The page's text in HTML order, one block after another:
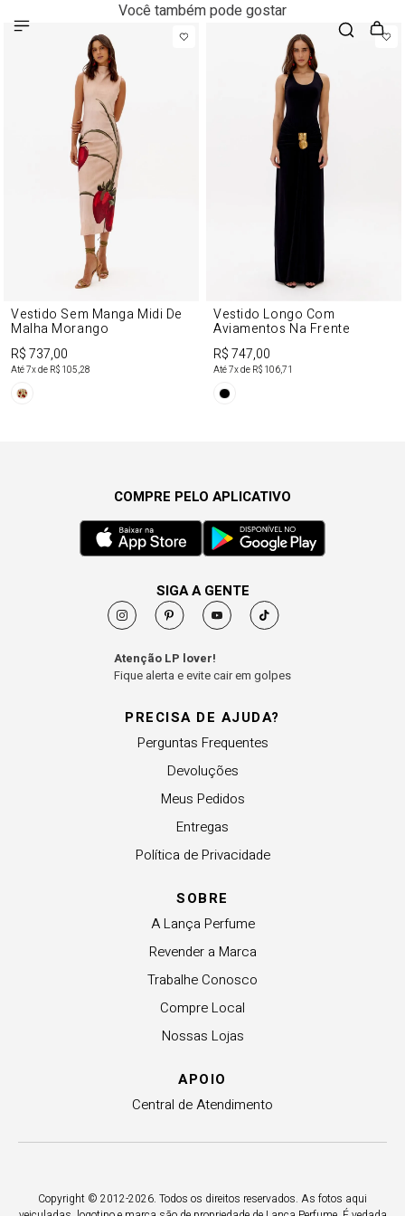
Você também pode gostar
Vestido Sem Manga Midi De
Malha Morango
R$ 737,00
Até7x de R$ 105,28
Vestido Longo Com
Aviamentos Na Frente
R$ 747,00
Até7x de R$ 106,71
PRECISA DE AJUDA?
Perguntas Frequentes
Devoluções
Meus Pedidos
Entregas
Política de Privacidade
SOBRE
A Lança Perfume
Revender a Marca
Trabalhe Conosco
Compre Local
Nossas Lojas
APOIO
Central de Atendimento
COMPRE PELO APLICATIVO
SIGA A GENTE
Atenção LP lover!
Fique alerta e evite cair em golpes
Copyright © 2012-2026. Todos os direitos reservados. As fotos aqui